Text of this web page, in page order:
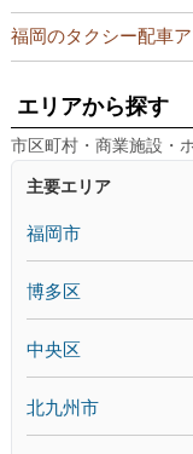
福岡のタクシー配車
エリアから探す
市区町村・商業施設・
主要エリア
福岡市
博多区
中央区
北九州市